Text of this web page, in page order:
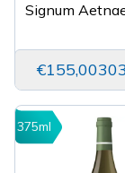
Signum
€155,00
375ml